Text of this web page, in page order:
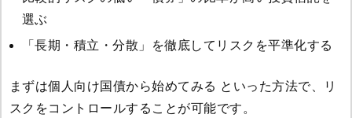
選ぶ
「長期・積立・分散」を徹底してリスクを平準化する
まずは個人向け国債から始めてみる といった方法で、リ
スクをコントロールすることが可能です。